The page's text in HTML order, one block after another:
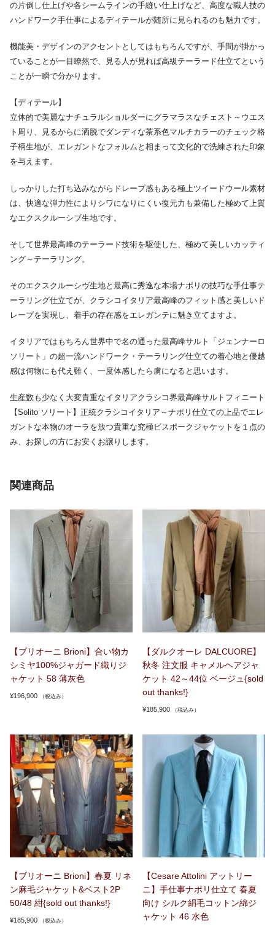
の片倒し仕上げや各シームラインの手縫い仕上げなど、高度な職人技の
ハンドワーク手仕事によるディテールが随所に見られるのも魅力です。
機能美・デザインのアクセントとしてはもちろんですが、手間が掛かっ
ていることが一目瞭然で、見る人が見れば高級テーラード仕立てという
ことが一瞬で分かります。
【ディテール】
立体的で美麗なナチュラルショルダーにグラマラスなチェスト～ウエス
ト周り、見るからに洒脱でダンディな茶系色マルチカラーのチェック格
子柄生地が、エレガントなフォルムと相まって文化的で洗練された印象
を与えます。
しっかりした打ち込みながらドレープ感もある極上ツイードウール素材
は、快適な弾力性によりシワになりにくい復元力も兼備した極めて上質
なエクスクルーシブ生地です。
そして世界最高峰のテーラード技術を駆使した、極めて美しいカッティ
ング～テーラリング。
そのエクスクルーシヴ生地と最高に秀逸な本場ナポリの技巧な手仕事テ
ーラリング仕立てが、クラシコイタリア最高峰のフィット感と美しいド
レープを実現し、着手の存在感をエレガンテに魅き立てますよ。
イタリアではもちろん世界中で名の通った最高峰サルト「ジェンナーロ
ソリート」の超一流ハンドワーク・テーラリング仕立ての着心地と優越
感は何物にも代え難く、一度体感したら虜になると思います。
生産数も少なく大変貴重なイタリアクラシコ界最高峰サルトフィニート
【Solito ソリート】正統クラシコイタリア～ナポリ仕立ての上品でエレ
ガントな本物のオーラを放つ貴重な究極ビスポークジャケットを１点の
み、お探しの方にお安くお譲りします。
関連商品
【ブリオーニ Brioni】合い物カ
シミヤ100%ジャガード織りジ
ャケット 58 薄灰色
¥196,900 （税込み）
【ダルクオーレ DALCUORE】
秋冬 注文服 キャメルヘアジャ
ケット 42～44位 ベージュ{sold
out thanks!}
¥185,900 （税込み）
【ブリオーニ Brioni】春夏 リネ
ン麻毛ジャケット&ベスト2P
50/48 紺{sold out thanks!}
¥185,900 （税込み）
【Cesare Attolini アットリー
ニ】手仕事ナポリ仕立て 春夏
向け シルク絹毛コットン綿ジ
ャケット 46 水色